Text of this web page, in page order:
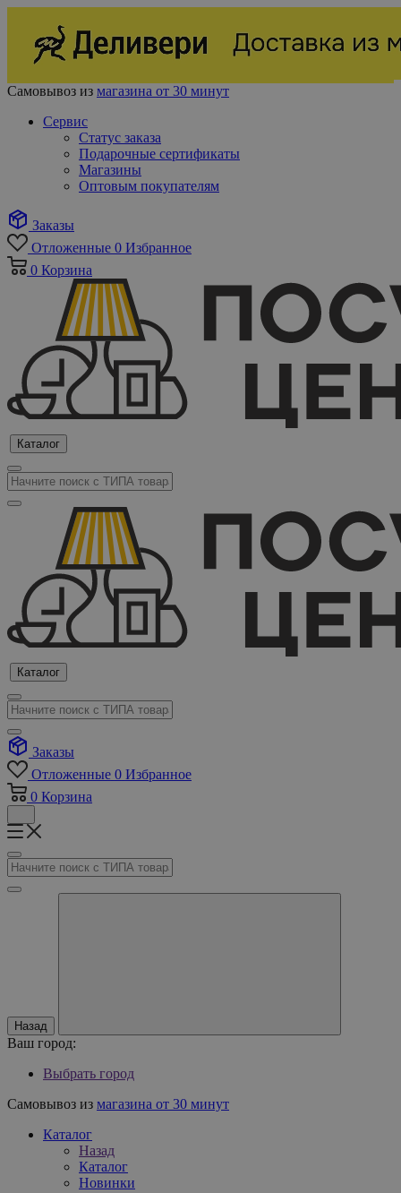
Самовывоз из магазина от 30 минут
Сервис
Статус заказа
Подарочные сертификаты
Магазины
Оптовым покупателям
Заказы
Отложенные 0 Избранное
0 Корзина
Каталог
Каталог
Заказы
Отложенные 0 Избранное
0 Корзина
Назад
Ваш город:
Выбрать город
Самовывоз из магазина от 30 минут
Каталог
Назад
Каталог
Новинки